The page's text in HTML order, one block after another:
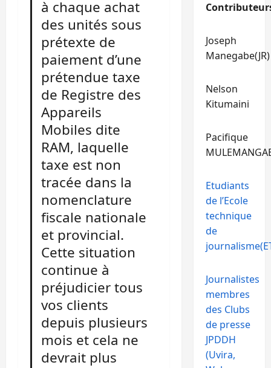
à chaque achat
des unités sous
prétexte de
paiement d’une
prétendue taxe
de Registre des
Appareils
Mobiles dite
RAM, laquelle
taxe est non
tracée dans la
nomenclature
fiscale nationale
et provincial.
Cette situation
continue à
préjudicier tous
vos clients
depuis plusieurs
mois et cela ne
devrait plus
Joseph
Manegabe(JR)
Nelson
Kitumaini
Pacifique
Etudiants
de l’Ecole
technique
de
Journalistes
membres
des Clubs
de presse
JPDDH
(Uvira,